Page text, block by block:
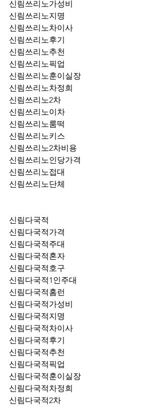
신림쓰리노가성비
신림쓰리노지명
신림쓰리노차이사
신림쓰리노후기
신림쓰리노추천
신림쓰리노훈이실장
신림쓰리노차정희
신림쓰리노2차
신림쓰리노이차
신림쓰리노룸떡
신림쓰리노키스
신림쓰리노2차비용
신림쓰리노인당가격
신림쓰리노접대
신림쓰리노단체
신림다국적
신림다국적가격
신림다국적주대
신림다국적혼자
신림다국적호구
신림다국적1인주대
신림다국적홈런
신림다국적가성비
신림다국적지명
신림다국적차이사
신림다국적후기
신림다국적추천
신림다국적훈이실장
신림다국적차정희
신림다국적2차